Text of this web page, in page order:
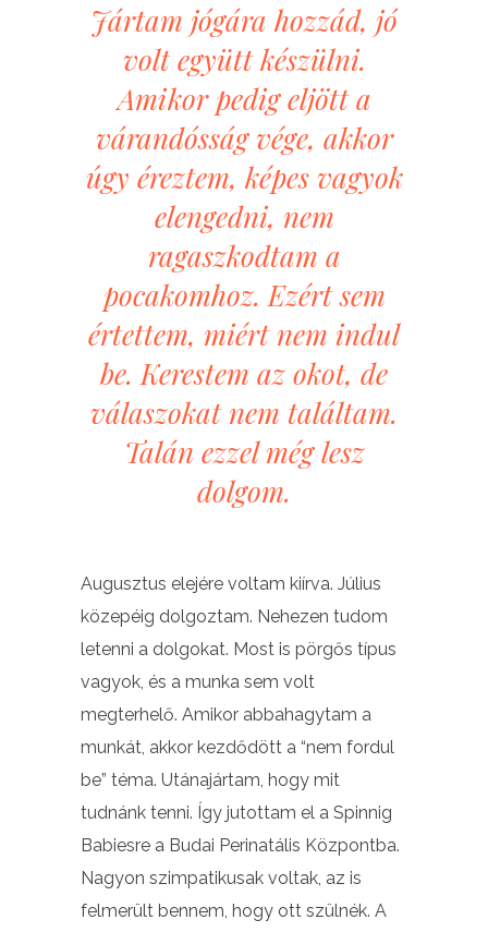
Jártam jógára hozzád, jó
volt együtt készülni.
Amikor pedig eljött a
várandósság vége, akkor
úgy éreztem, képes vagyok
elengedni, nem
ragaszkodtam a
pocakomhoz. Ezért sem
értettem, miért nem indul
be. Kerestem az okot, de
válaszokat nem találtam.
Talán ezzel még lesz
dolgom.
Augusztus elejére voltam kiírva. Július
közepéig dolgoztam. Nehezen tudom
letenni a dolgokat. Most is pörgős típus
vagyok, és a munka sem volt
megterhelő. Amikor abbahagytam a
munkát, akkor kezdődött a “nem fordul
be” téma. Utánajártam, hogy mit
tudnánk tenni. Így jutottam el a Spinnig
Babiesre a Budai Perinatális Központba.
Nagyon szimpatikusak voltak, az is
felmerült bennem, hogy ott szülnék. A